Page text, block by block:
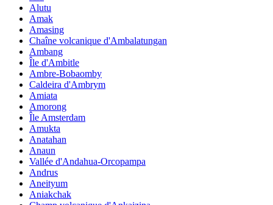
Alutu
Amak
Amasing
Chaîne volcanique d'Ambalatungan
Ambang
Île d'Ambitle
Ambre-Bobaomby
Caldeira d'Ambrym
Amiata
Amorong
Île Amsterdam
Amukta
Anatahan
Anaun
Vallée d'Andahua-Orcopampa
Andrus
Aneityum
Aniakchak